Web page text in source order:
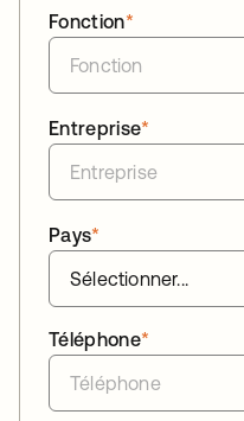
*
Fonction
*
Entreprise
*
Pays
*
Téléphone